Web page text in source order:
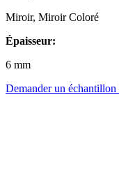
Miroir, Miroir Coloré
Épaisseur:
6 mm
Demander un échantillon